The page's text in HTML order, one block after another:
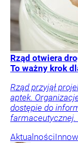
Rząd otwiera
To ważny krok
Rząd przyjął
aptek.
dostępie do
farmaceutycznej.
Aktualności